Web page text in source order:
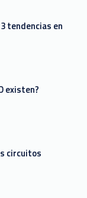
tendencias en
existen?
circuitos